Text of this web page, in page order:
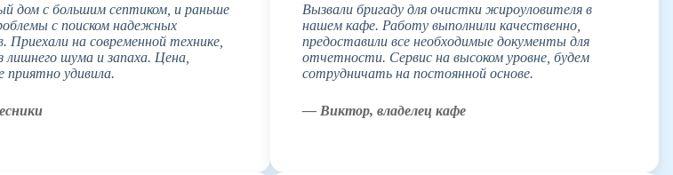
дом с большим септиком, и раньше
с поиском надежных
Приехали на современной технике,
лишнего шума и запаха. Цена,
удивила.
Вызвали бригаду для очистки жироуловителя в
нашем кафе. Работу выполнили качественно,
предоставили все необходимые документы для
отчетности. Сервис на высоком уровне, будем
сотрудничать на постоянной основе.
— Виктор, владелец кафе